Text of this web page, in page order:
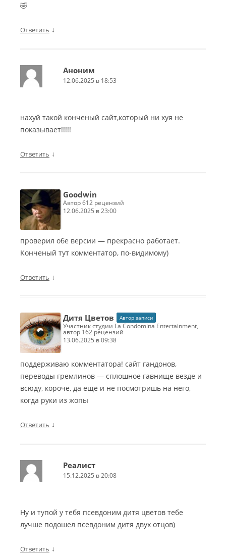
🤣
Ответить ↓
Аноним
12.06.2025 в 18:53
нахуй такой конченый сайт,который ни хуя не
показывает!!!!!
Ответить ↓
Goodwin
автор 612 рецензий
12.06.2025 в 23:00
проверил обе версии — прекрасно работает.
Конченый тут комментатор, по-видимому)
Ответить ↓
Дитя Цветов Автор записи
участник студии La Condomina Entertainment,
автор 162 рецензий
13.06.2025 в 09:38
поддерживаю комментатора! сайт гандонов,
переводы гремлинов — сплошное гавнище везде и
всюду, короче, да ещё и не посмотришь на него,
когда руки из жопы
Ответить ↓
Реалист
15.12.2025 в 20:08
Ну и тупой у тебя псевдоним дитя цветов тебе
лучше подошел псевдоним дитя двух отцов)
Ответить ↓